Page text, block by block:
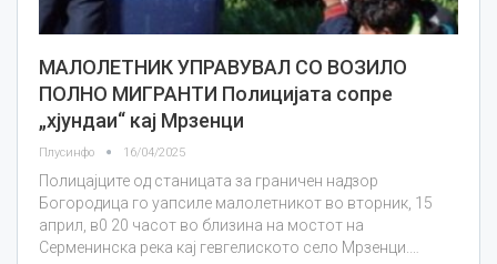
МАЛОЛЕТНИК УПРАВУВАЛ СО ВОЗИЛО
ПОЛНО МИГРАНТИ Полицијата сопре
„хјундаи“ кај Мрзенци
Плусинфо 16/04/2025
Полицајците од станицата за граничен надзор
Богородица го уапсиле малолетникот во вторник, 15
април, в0 20 часот во близина на мостот на
Серменинска река кај гевгелиското село Мрзенци.…